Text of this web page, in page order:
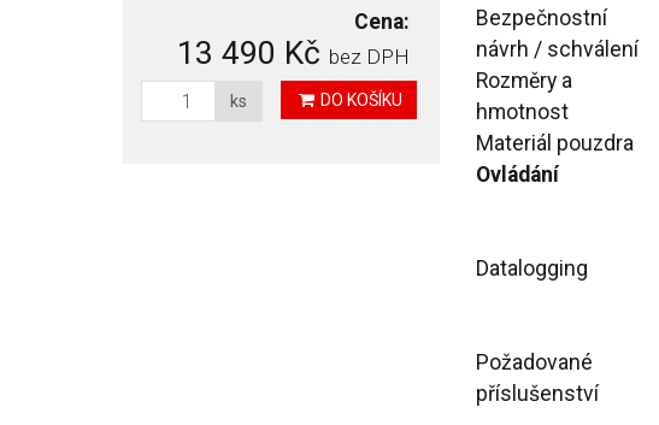
Bezpečnostní
návrh / schválení
Rozměry a
hmotnost
Materiál pouzdra
Ovládání
Datalogging
Požadované
příslušenství
Cena:
13 490 Kč bez DPH
ks DO KOŠÍKU